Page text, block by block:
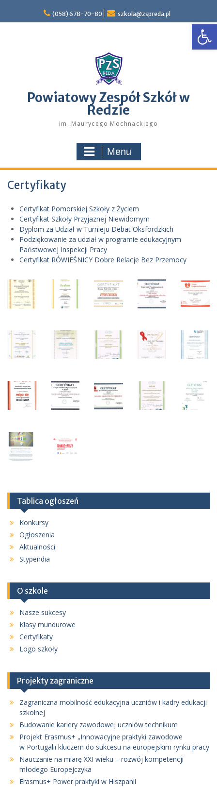
content
(058) 678-70-80 szkola@zspreda.pl
Powiatowy Zespół Szkół w
Redzie
im. Maurycego Mochnackiego
Menu
Certyfikaty
Certyfikat Pomorskiej Szkoły z Życiem
Certyfikat Szkoły Przyjaznej Niewidomym
Dyplom za Udział w Turnieju Debat Oksfordzkich
Podziękowanie za udział w programie edukacyjnym
Państwowej Inspekcji Pracy
Certyfikat RÓWIEŚNICY Dobre Relacje Bez Przemocy
Tablica ogłoszeń
Konkursy
Ogłoszenia
Aktualności
Stypendia
O szkole
Nasze sukcesy
Klasy mundurowe
Certyfikaty
Logo szkoły
Projekty zagraniczne
Zagraniczna mobilność edukacyjna uczniów i kadry edukacji
szkolnej
Budowanie kariery zawodowej uczniów technikum
Projekt Erasmus+ „Innowacyjne praktyki zawodowe
w Portugalii kluczem do sukcesu na europejskim rynku pracy
Nauczanie na miarę XXI wieku – rozwój kompetencji
młodego Europejczyka
Erasmus+ Power praktyki w Hiszpanii